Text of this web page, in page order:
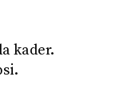
kader.